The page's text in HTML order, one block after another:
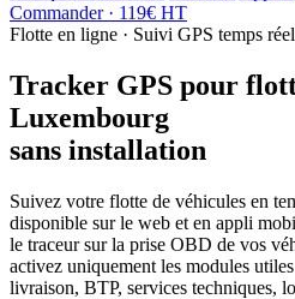
Commander · 119€ HT
Flotte en ligne · Suivi GPS temps réel
Tracker GPS pour
Luxembourg
sans installation
Suivez votre flotte de véhicules en
disponible sur le web et en appli
le traceur sur la prise OBD de vos
activez uniquement les modules
livraison, BTP, services techniques,